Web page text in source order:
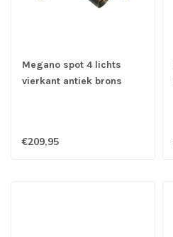
Megano spot 4 lichts
vierkant antiek brons
€209,95